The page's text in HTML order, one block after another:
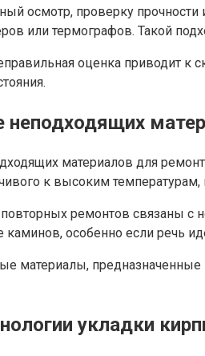
осмотр, проверку прочности
или термографов. Такой
оценка приводит
неподходящих
материалов для
к высоким
повторных ремонтов
особенно если речь
материалы,
укладки